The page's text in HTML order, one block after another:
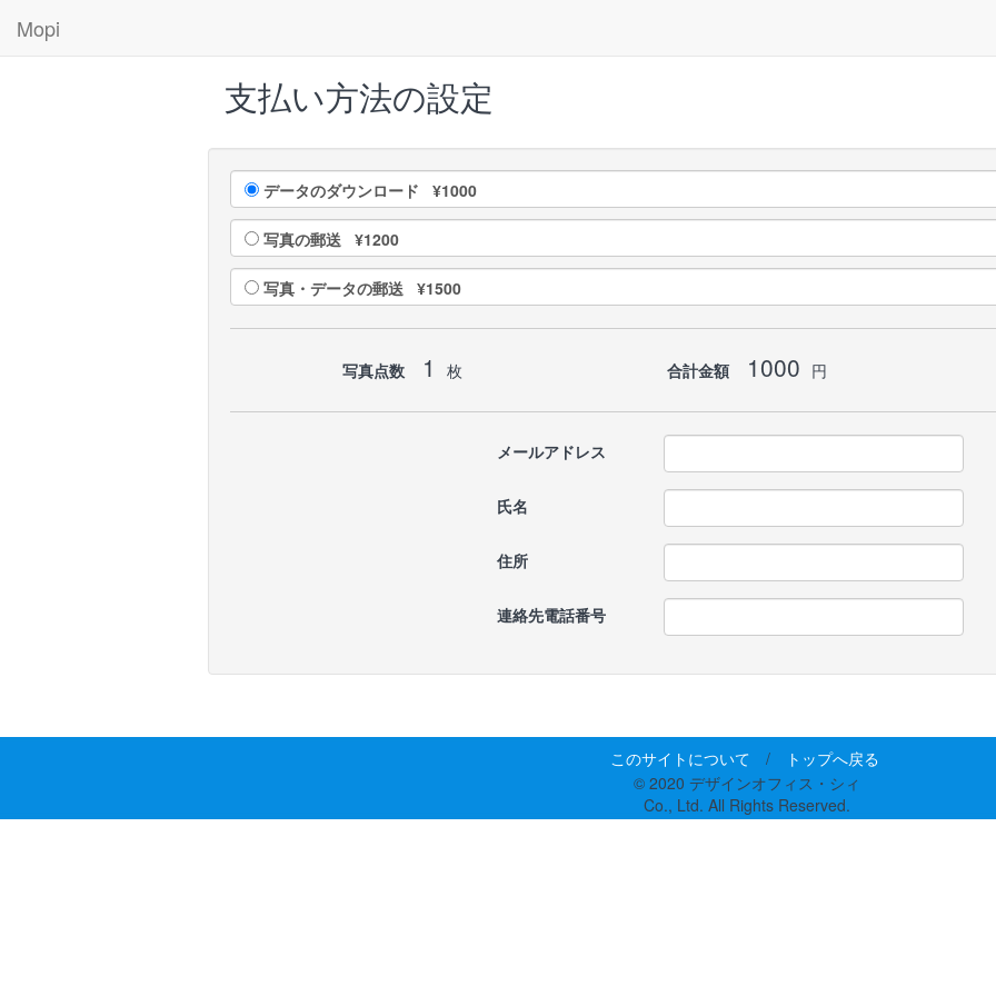
Mopi
支払い方法の設定
データのダウンロード ¥1000
写真の郵送 ¥1200
写真・データの郵送 ¥1500
写真点数 1 枚 合計金額 1000 円
メールアドレス
氏名
住所
連絡先電話番号
このサイトについて /
トップへ戻る
© 2020 デザインオフィス・シィ
Co., Ltd. All Rights Reserved.